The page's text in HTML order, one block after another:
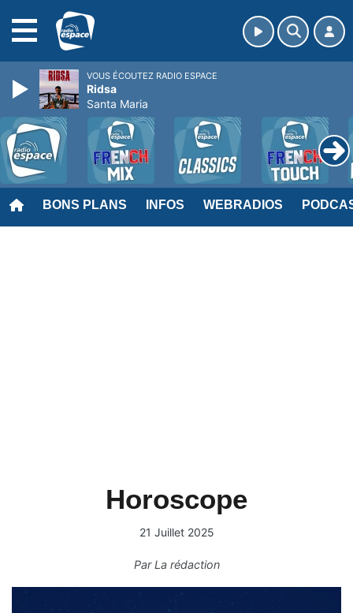
BONS PLANS INFOS WEBRADIOS
Horoscope
21 Juillet 2025
ParLa rédaction
VOUS ÉCOUTEZ RADIO ESPACE
Ridsa
Santa Maria